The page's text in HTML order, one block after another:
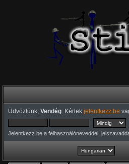
Üdvözlünk, Vendég. Kérlek jelentkezz be
Jelentkezz be a felhasználóneveddel,